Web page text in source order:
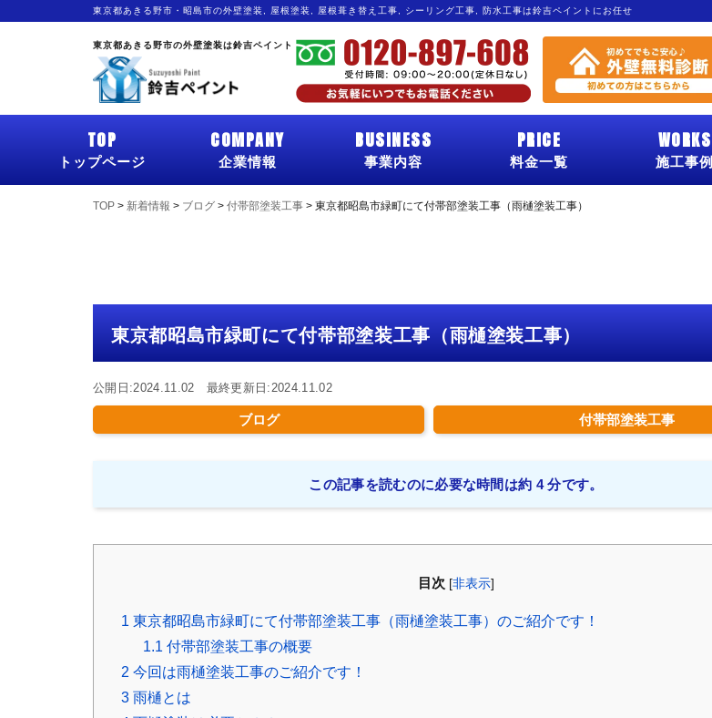
東京都あきる野市・昭島市の外壁塗装, 屋根塗装, 屋根葺き替え工事, シーリング工事, 防水工事は鈴吉ペイントにお任せ
東京都あきる野市の外壁塗装は鈴吉ペイント
TOP
トップページ
COMPANY
企業情報
BUSINESS
事業内容
PRICE
料金一覧
WORKS
施工事例
TOP > 新着情報 > ブログ > 付帯部塗装工事 > 東京都昭島市緑町にて付帯部塗装工事（雨樋塗装工事）
東京都昭島市緑町にて付帯部塗装工事（雨樋塗装工事）
公開日:2024.11.02 最終更新日:2024.11.02
ブログ 付帯部塗装工事
この記事を読むのに必要な時間は約 4 分です。
目次 [非表示]
1 東京都昭島市緑町にて付帯部塗装工事（雨樋塗装工事）のご紹介です！
1.1 付帯部塗装工事の概要
2 今回は雨樋塗装工事のご紹介です！
3 雨樋とは